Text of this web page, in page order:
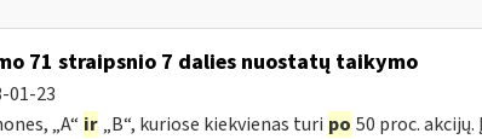
71 straipsnio 7 dalies nuostatų taikymo
01-23
„A“ ir „B“, kuriose kiekvienas turi po 50 proc. akcijų.